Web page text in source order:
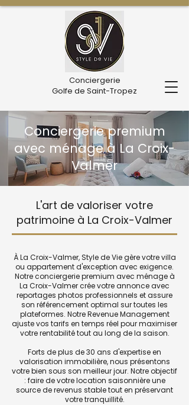
Conciergerie
Golfe de Saint-Tropez
Conciergerie premium
avec ménage à La Croix-
Valmer
L'art de valoriser votre
patrimoine à La Croix-Valmer
À La Croix-Valmer, Style de Vie gère votre villa
ou appartement d'exception avec exigence.
Notre conciergerie premium avec ménage à
La Croix-Valmer crée votre annonce avec
reportages photos professionnels et assure
son référencement optimal sur toutes les
plateformes. Notre Revenue Management
ajuste vos tarifs en temps réel pour maximiser
votre rentabilité tout au long de la saison.
Forts de plus de 30 ans d'expertise en
valorisation immobilière, nous présentons
votre bien sous son meilleur jour. Notre objectif
: faire de votre location saisonnière une
source de revenus stable tout en préservant
votre tranquillité.